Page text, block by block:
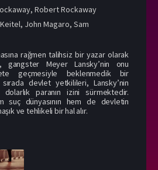
Robert Rockaway
, John Magaro, Sam
rağmen talihsiz bir yazar olarak
gangster Meyer Lansky’nin onu
geçmesiyle beklenmedik bir
devlet yetkilileri, Lansky’nin
dolarlık paranın izini sürmektedir.
suç dünyasının hem de devletin
ve tehlikeli bir hal alır.